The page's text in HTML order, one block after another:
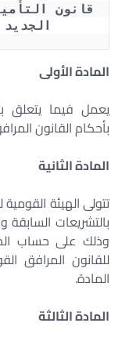
الجديد رقم 148
المادة الأولى
يعمل فيما يتعلق
بأحكام القانون
المادة الثانية
تتولى الهيئة
بالتشريعات السابقة
وذلك على حساب
للقانون المرافق
المادة.
المادة الثالثة